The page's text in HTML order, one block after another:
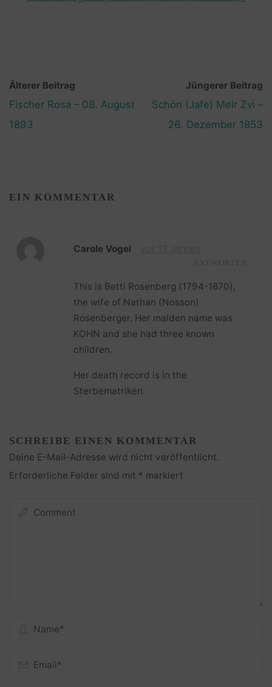
Älterer Beitrag
Fischer Rosa – 08. August
1893
Jüngerer Beitrag
Schön (Jafe) Meir Zvi –
26. Dezember 1853
EIN KOMMENTAR
Carole Vogel
This is Betti Rosenberg (1794-1870),
the wife of Nathan (Nosson)
Rosenberger. Her maiden name was
KOHN and she had three known
children.
Her death record is in the
Sterbematriken.
SCHREIBE EINEN KOMMENTAR
Deine E-Mail-Adresse wird nicht veröffentlicht.
Erforderliche Felder sind mit * markiert